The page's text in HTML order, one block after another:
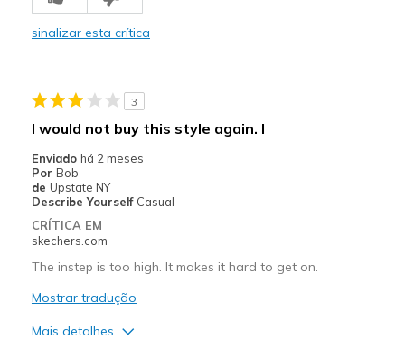
Contras
Got a wide but still to tight
Casual Wear
Travel
Width
Sizing
View On Shoes
Shoes are for Wearing
sinalizar esta crítica
3
I would not buy this style again. I
Enviado há 2 meses
Por Bob
de Upstate NY
Describe Yourself Casual
CRÍTICA EM
skechers.com
The instep is too high. It makes it hard to get on.
Mostrar tradução
Mais detalhes